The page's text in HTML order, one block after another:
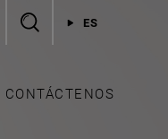
CONTÁCTENOS
ES